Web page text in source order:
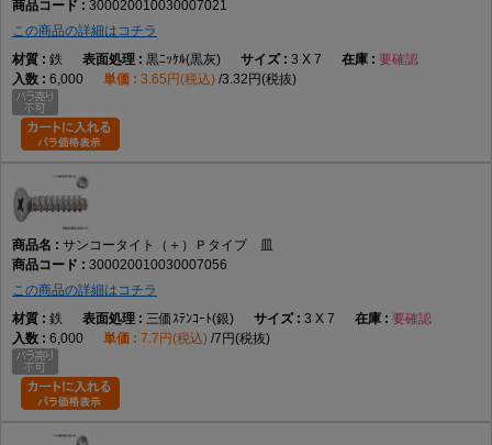
300020010030007021
この商品の詳細はコチラ
鉄
黒ﾆｯｹﾙ(黒灰) 3 X 7
要確認
6,000
3.65円(税込) 3.32円(税抜)
サンコータイト（＋）Ｐタイプ 皿
300020010030007056
この商品の詳細はコチラ
鉄
三価ｽﾃﾝｺｰﾄ(銀) 3 X 7
要確認
6,000
7.7円(税込) 7円(税抜)